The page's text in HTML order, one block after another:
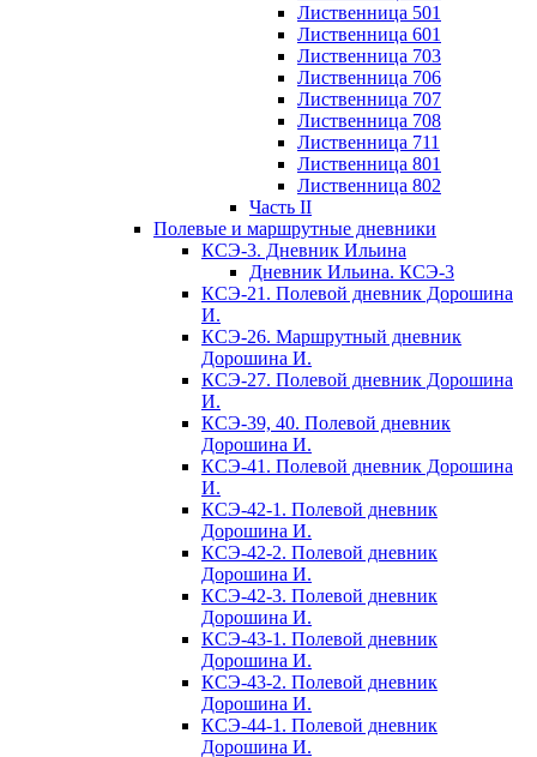
Лиственница 501
Лиственница 601
Лиственница 703
Лиственница 706
Лиственница 707
Лиственница 708
Лиственница 711
Лиственница 801
Лиственница 802
Часть II
Полевые и маршрутные дневники
КСЭ-3. Дневник Ильина
Дневник Ильина. КСЭ-3
КСЭ-21. Полевой дневник Дорошина
И.
КСЭ-26. Маршрутный дневник
Дорошина И.
КСЭ-27. Полевой дневник Дорошина
И.
КСЭ-39, 40. Полевой дневник
Дорошина И.
КСЭ-41. Полевой дневник Дорошина
И.
КСЭ-42-1. Полевой дневник
Дорошина И.
КСЭ-42-2. Полевой дневник
Дорошина И.
КСЭ-42-3. Полевой дневник
Дорошина И.
КСЭ-43-1. Полевой дневник
Дорошина И.
КСЭ-43-2. Полевой дневник
Дорошина И.
КСЭ-44-1. Полевой дневник
Дорошина И.